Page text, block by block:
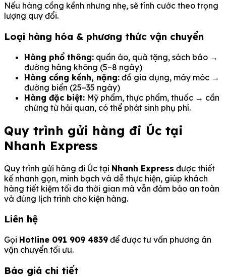
Nếu hàng cồng kềnh nhưng nhẹ, sẽ tính cước theo trọng
lượng quy đổi.
Loại hàng hóa & phương thức vận chuyển
Hàng phổ thông: quần áo, quà tặng, sách báo →
đường hàng không (5–8 ngày)
Hàng cồng kềnh, nặng: đồ gia dụng, máy móc →
đường biển (25–35 ngày)
Hàng đặc biệt: Mỹ phẩm, thực phẩm, thuốc → cần
chứng từ hải quan, có thể phát sinh phụ phí.
Quy trình gửi hàng đi Úc tại
Nhanh Express
Quy trình gửi hàng đi Úc tại Nhanh Express được thiết
kế nhanh gọn, minh bạch và dễ thực hiện, giúp khách
hàng tiết kiệm tối đa thời gian mà vẫn đảm bảo an toàn
và đúng lịch trình cho kiện hàng.
Liên hệ
Gọi Hotline 091 909 4839 để được tư vấn phương án
vận chuyển tối ưu.
Báo giá chi tiết